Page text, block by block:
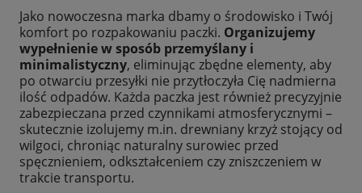
Jako nowoczesna marka dbamy o środowisko i Twój
komfort po rozpakowaniu paczki. Organizujemy
wypełnienie w sposób przemyślany i
minimalistyczny, eliminując zbędne elementy, aby
po otwarciu przesyłki nie przytłoczyła Cię nadmierna
ilość odpadów. Każda paczka jest również precyzyjnie
zabezpieczana przed czynnikami atmosferycznymi –
skutecznie izolujemy m.in. drewniany krzyż stojący od
wilgoci, chroniąc naturalny surowiec przed
spęcznieniem, odkształceniem czy zniszczeniem w
trakcie transportu.